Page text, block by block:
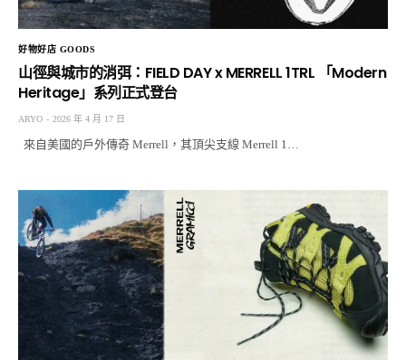
好物好店 GOODS
山徑與城市的消弭：FIELD DAY x MERRELL 1TRL 「Modern
Heritage」系列正式登台
ARYO 2026 年 4 月 17 日
來自美國的戶外傳奇 Merrell，其頂尖支線 Merrell 1…